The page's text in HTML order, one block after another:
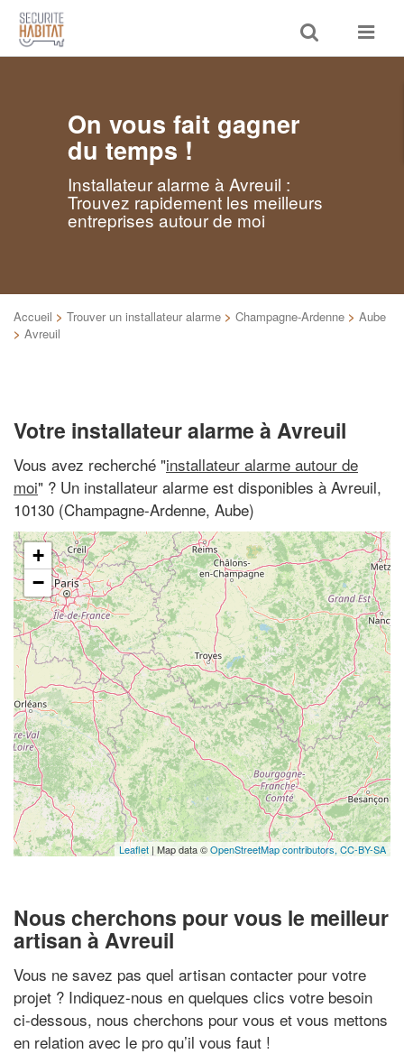
Toggle
search
Toggle
On vous fait gagner
du temps !
Installateur alarme à Avreuil :
Trouvez rapidement les meilleurs
entreprises autour de moi
Accueil > Trouver un installateur alarme > Champagne-Ardenne > Aube
> Avreuil
Votre installateur alarme à Avreuil
Vous avez recherché "installateur alarme autour de
moi" ? Un installateur alarme est disponibles à Avreuil,
10130 (Champagne-Ardenne, Aube)
+
−
Leaflet | Map data ©OpenStreetMap contributors, CC-BY-SA
Nous cherchons pour vous le meilleur
artisan à Avreuil
Vous ne savez pas quel artisan contacter pour votre
projet ? Indiquez-nous en quelques clics votre besoin
ci-dessous, nous cherchons pour vous et vous mettons
en relation avec le pro qu’il vous faut !